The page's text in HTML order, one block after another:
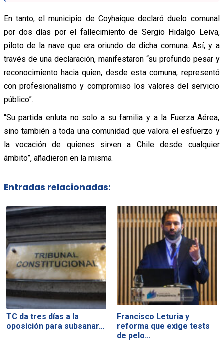
En tanto, el municipio de Coyhaique declaró duelo comunal
por dos días por el fallecimiento de Sergio Hidalgo Leiva,
piloto de la nave que era oriundo de dicha comuna. Así, y a
través de una declaración, manifestaron “su profundo pesar y
reconocimiento hacia quien, desde esta comuna, representó
con profesionalismo y compromiso los valores del servicio
público”.
“Su partida enluta no solo a su familia y a la Fuerza Aérea,
sino también a toda una comunidad que valora el esfuerzo y
la vocación de quienes sirven a Chile desde cualquier
ámbito”, añadieron en la misma.
Entradas relacionadas:
TC da tres días a la
oposición para subsanar…
Francisco Leturia y
reforma que exige tests
de pelo…